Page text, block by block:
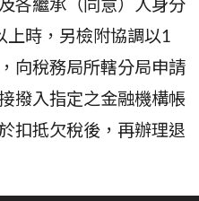
各繼承（同意）人身分
上時，另檢附協調以1
向稅務局所轄分局申請
撥入指定之金融機構帳
扣抵欠稅後，再辦理退